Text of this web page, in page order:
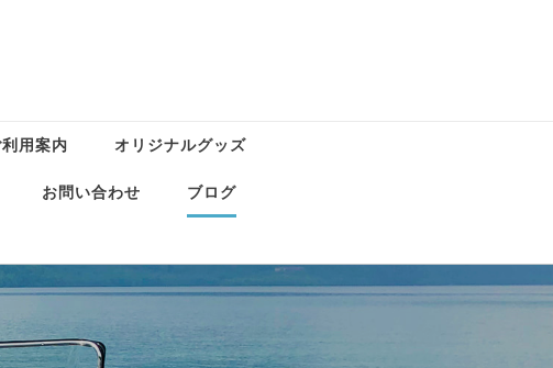
用案内 オリジナルグッズ
お問い合わせ ブログ